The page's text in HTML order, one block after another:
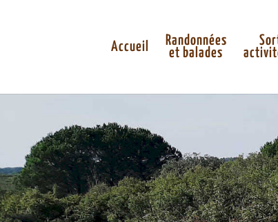
Accueil
Randonnées
et balades